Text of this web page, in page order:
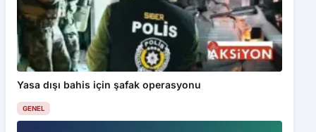
Yasa dışı bahis için şafak operasyonu
GENEL